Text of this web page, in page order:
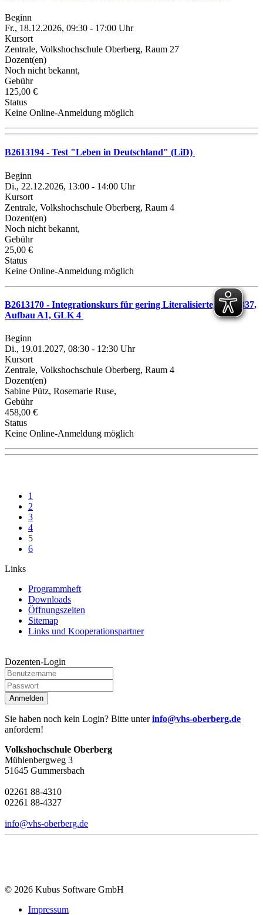
Beginn
Fr., 18.12.2026, 09:30 - 17:00 Uhr
Kursort
Zentrale, Volkshochschule Oberberg, Raum 27
Dozent(en)
Noch nicht bekannt,
Gebühr
125,00 €
Status
Keine Online-Anmeldung möglich
B2613194 - Test "Leben in Deutschland" (LiD)
Beginn
Di., 22.12.2026, 13:00 - 14:00 Uhr
Kursort
Zentrale, Volkshochschule Oberberg, Raum 4
Dozent(en)
Noch nicht bekannt,
Gebühr
25,00 €
Status
Keine Online-Anmeldung möglich
B2613170 - Integrationskurs für gering Literalisierte, Kurs 337,
Aufbau A1, GLK 4
Beginn
Di., 19.01.2027, 08:30 - 12:30 Uhr
Kursort
Zentrale, Volkshochschule Oberberg, Raum 4
Dozent(en)
Sabine Pütz, Rosemarie Ruse,
Gebühr
458,00 €
Status
Keine Online-Anmeldung möglich
1
2
3
4
5
6
Links
Programmheft
Downloads
Öffnungszeiten
Sitemap
Links und Kooperationspartner
Dozenten-Login
Anmelden
Sie haben noch kein Login? Bitte unterinfo@vhs-oberberg.de
anfordern!
Volkshochschule Oberberg
Mühlenbergweg 3
51645 Gummersbach
02261 88-4310
02261 88-4327
info@vhs-oberberg.de
© 2026 Kubus Software GmbH
Impressum